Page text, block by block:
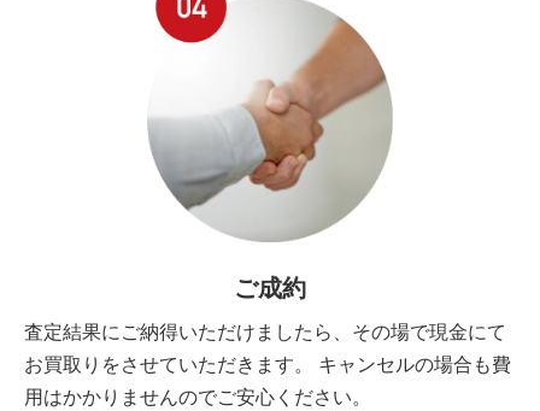
ご成約
査定結果にご納得いただけましたら、その場で現金にて
お買取りをさせていただきます。 キャンセルの場合も費
用はかかりませんのでご安心ください。